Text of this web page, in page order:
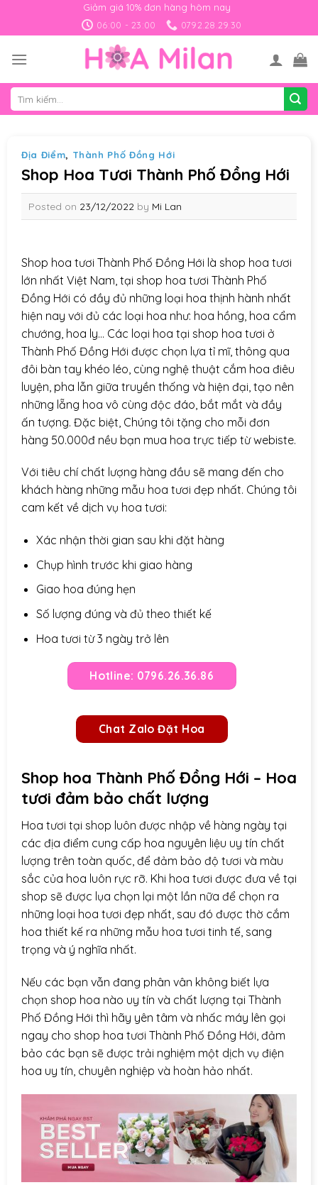
Giảm giá 10% đơn hàng hôm nay
06:00 - 23:00
0792.28.29.30
Tìm
kiếm:
Địa Điểm, Thành Phố Đồng Hới
Shop Hoa Tươi Thành Phố Đồng Hới
Posted on 23/12/2022 by Mi Lan
Shop hoa tươi Thành Phố Đồng Hới là shop hoa tươi
lớn nhất Việt Nam, tại shop hoa tươi Thành Phố
Đồng Hới có đầy đủ những loại hoa thịnh hành nhất
hiện nay với đủ các loại hoa như: hoa hồng, hoa cẩm
chướng, hoa ly… Các loại hoa tại shop hoa tươi ở
Thành Phố Đồng Hới được chọn lựa tỉ mĩ, thông qua
đôi bàn tay khéo léo, cùng nghệ thuật cắm hoa điêu
luyện, pha lẫn giữa truyền thống và hiện đại, tạo nên
những lẵng hoa vô cùng độc đáo, bắt mắt và đầy
ấn tượng. Đặc biệt, Chúng tôi tặng cho mỗi đơn
hàng 50.000đ nều bạn mua hoa trực tiếp từ webiste.
Với tiêu chí chất lượng hàng đầu sẽ mang đến cho
khách hàng những mẫu hoa tươi đẹp nhất. Chúng tôi
cam kết về dịch vụ hoa tươi:
Xác nhận thời gian sau khi đặt hàng
Chụp hình trước khi giao hàng
Giao hoa đúng hẹn
Số lượng đúng và đủ theo thiết kế
Hoa tươi từ 3 ngày trở lên
Hotline: 0796.26.36.86
Chat Zalo Đặt Hoa
Shop hoa Thành Phố Đồng Hới – Hoa
tươi đảm bảo chất lượng
Hoa tươi tại shop luôn được nhập về hàng ngày tại
các địa điểm cung cấp hoa nguyên liệu uy tín chất
lượng trên toàn quốc, để đảm bảo độ tươi và màu
sắc của hoa luôn rực rỡ. Khi hoa tươi được đưa về tại
shop sẽ được lụa chọn lại một lần nữa để chọn ra
những loại hoa tươi đẹp nhất, sau đó được thờ cắm
hoa thiết kế ra những mẫu hoa tươi tinh tế, sang
trọng và ý nghĩa nhất.
Nếu các bạn vẫn đang phân vân không biết lựa
chọn shop hoa nào uy tín và chất lượng tại Thành
Phố Đồng Hới thì hãy yên tâm và nhấc máy lên gọi
ngay cho shop hoa tươi Thành Phố Đồng Hới, đảm
bảo các bạn sẽ được trải nghiệm một dịch vụ điện
hoa uy tín, chuyên nghiệp và hoàn hảo nhất.